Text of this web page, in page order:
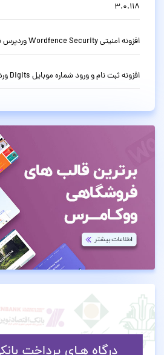
3.0.118
افزونه امنیتی Wordfence Security وردپرس نسخه 8.1.4
افزونه ثبت نام و ورود شماره موبایل Digits وردپرس نسخه 9.2